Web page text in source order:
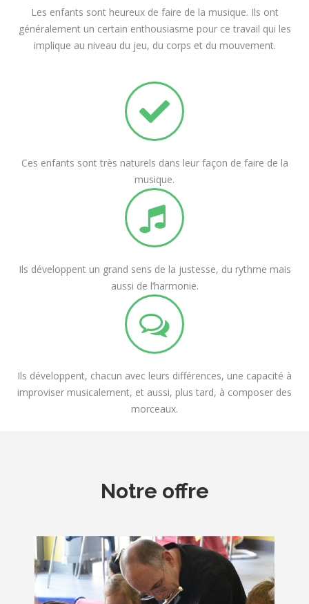
Les enfants sont heureux de faire de la musique. Ils ont
généralement un certain enthousiasme pour ce travail qui les
implique au niveau du jeu, du corps et du mouvement.
Ces enfants sont très naturels dans leur façon de faire de la
musique.
Ils développent un grand sens de la justesse, du rythme mais
aussi de l’harmonie.
Ils développent, chacun avec leurs différences, une capacité à
improviser musicalement, et aussi, plus tard, à composer des
morceaux.
Notre offre